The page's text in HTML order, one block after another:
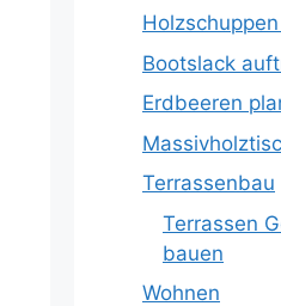
Bootslack
Erdbeeren
Terrassenbau
Terrassen
bauen
Wohnen